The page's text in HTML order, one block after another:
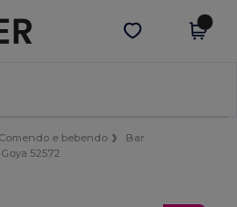
app!
Obter app
Comendo e bebendo
Bar
Goya 52572